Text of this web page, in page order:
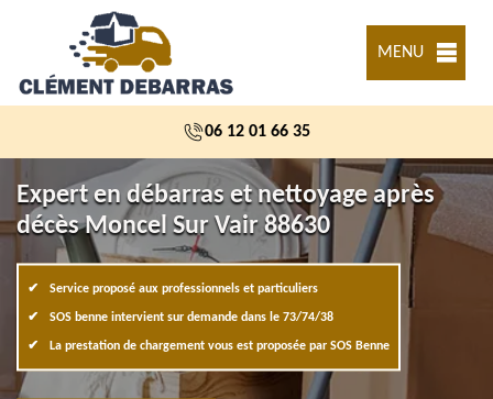
MENU
06 12 01 66 35
Expert en débarras et nettoyage après
décès Moncel Sur Vair 88630
Service proposé aux professionnels et particuliers
SOS benne intervient sur demande dans le 73/74/38
La prestation de chargement vous est proposée par SOS Benne